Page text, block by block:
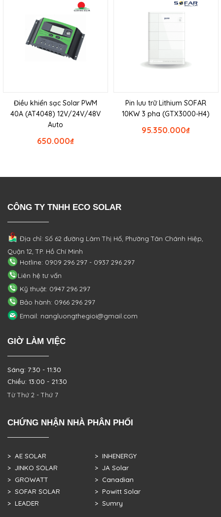
Điều khiển sạc Solar PWM
40A (AT4048) 12V/24V/48V
Auto
₫
650.000
Pin lưu trữ Lithium SOFAR
10KW 3 pha (GTX3000-H4)
₫
95.350.000
CÔNG TY TNHH ECO SOLAR
Địa chỉ: Số 62 đường Lâm Thị Hố, PhườngTân Chánh Hiệp,
Quận 12, TP. Hồ Chí Minh
Hotline: 0909 296 297 - 0937 296 297
Liên hệ tư vấn
Kỹ thuật: 0947 296 297
Bảo hành: 0966 296 297
Email: nangluongthegioi@gmail.com
GIỜ LÀM VIỆC
Sáng: 7:30 - 11:30
Chiều: 13:00 - 21:30
Từ Thứ 2 - Thứ 7
CHỨNG NHẬN NHÀ PHÂN PHỐI
> AE SOLAR
> JINKO SOLAR
> GROWATT
> SOFAR SOLAR
> LEADER
> INHENERGY
> JA Solar
> Canadian
> Powitt Solar
> Sumry